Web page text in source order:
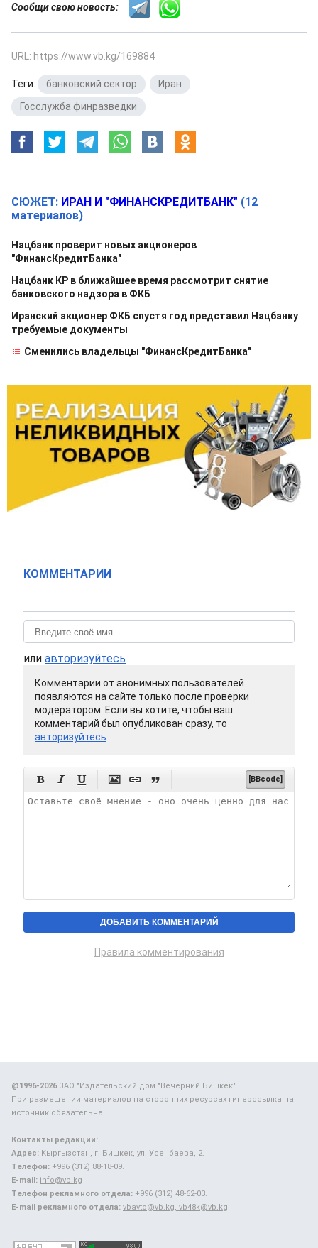
Сообщи свою новость:
URL: https://www.vb.kg/169884
Теги: банковский сектор Иран
Госслужба финразведки
СЮЖЕТ: ИРАН И "ФИНАНСКРЕДИТБАНК" (12
материалов)
Нацбанк проверит новых акционеров
"ФинансКредитБанка"
Нацбанк КР в ближайшее время рассмотрит снятие
банковского надзора в ФКБ
Иранский акционер ФКБ спустя год представил Нацбанку
требуемые документы
Сменились владельцы "ФинансКредитБанка"
КОММЕНТАРИИ
или авторизуйтесь
Комментарии от анонимных пользователей
появляются на сайте только после проверки
модератором. Если вы хотите, чтобы ваш
комментарий был опубликован сразу, то
авторизуйтесь
      [BBcode]
Правила комментирования
@1996-2026ЗАО "Издательский дом "Вечерний Бишкек"
При размещении материалов на сторонних ресурсах гиперссылка на
источник обязательна.
Контакты редакции:
Адрес: Кыргызстан, г. Бишкек, ул. Усенбаева, 2.
Телефон: +996 (312) 88-18-09.
E-mail: info@vb.kg
Телефон рекламного отдела: +996 (312) 48-62-03.
E-mail рекламного отдела: vbavto@vb.kg, vb48k@vb.kg